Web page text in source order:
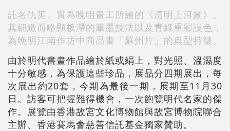
託名仇英、實為晚明畫工所繪的《清明上河圖》。
其細緻而略顯板滯的筆墨技法以及青綠重彩設色，
為晚明江南作坊中商品畫「蘇州片」的典型特徵。
由於明代書畫作品繪於紙或絹上，對光照、溫濕度
十分敏感，為保護這些珍品，展品分四期展出，每
次展出約20套，今期為最後一期，展期至11月30
日。訪客可把握難得機會，一次飽覽明代名家的傑
作。展覽由香港故宮文化博物館與故宮博物院聯合
主辦、香港賽馬會慈善信託基金獨家贊助。